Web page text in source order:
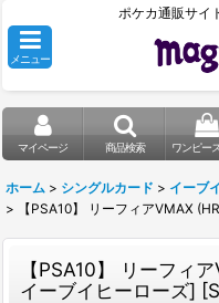
ポケカ通販サイ
メニュー
マイページ 商品検索 ワンピー
ホーム > シングルカード > イーブ
>
【PSA10】 リーフィアVMAX
【PSA10】 リーフ
イーブイヒーローズ]